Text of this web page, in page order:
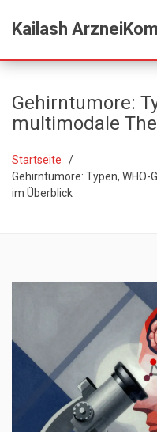
Kailash
Gehirntumore:
multimodale
Startseite
Gehirntumore: Typen,
im Überblick